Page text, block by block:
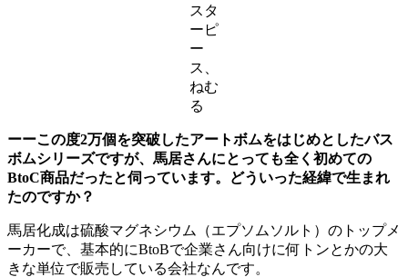
スタ
ーピ
ー
ス、
ねむ
る
ーーこの度2万個を突破したアートボムをはじめとしたバス
ボムシリーズですが、馬居さんにとっても全く初めての
BtoC商品だったと伺っています。どういった経緯で生まれ
たのですか？
馬居化成は硫酸マグネシウム（エプソムソルト）のトップメ
ーカーで、基本的にBtoBで企業さん向けに何トンとかの大
きな単位で販売している会社なんです。